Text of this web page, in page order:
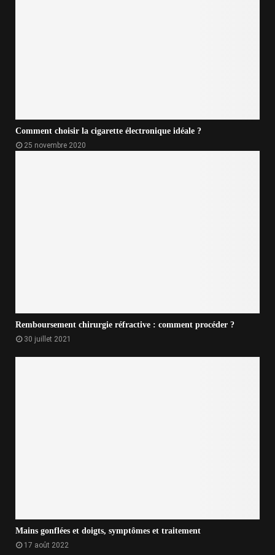
Comment choisir la cigarette électronique idéale ?
25 novembre 2020
Remboursement chirurgie réfractive : comment procéder ?
30 juillet 2021
Mains gonflées et doigts, symptômes et traitement
17 août 2022